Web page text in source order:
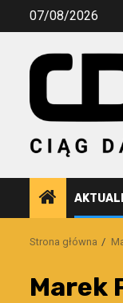
Przejdź07/08/2026
Strona główna
Marek